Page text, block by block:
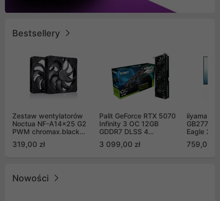
Bestsellery
Zestaw wentylatorów
Noctua NF-A14x25 G2
PWM chromax.black
Push Pull (2szt)
319,00 zł
Palit GeForce RTX 5070
Infinity 3 OC 12GB
GDDR7 DLSS 4
GB2050S)
3 099,00 zł
iiyama G-
Eagle 27"
759,00 zł
Nowości